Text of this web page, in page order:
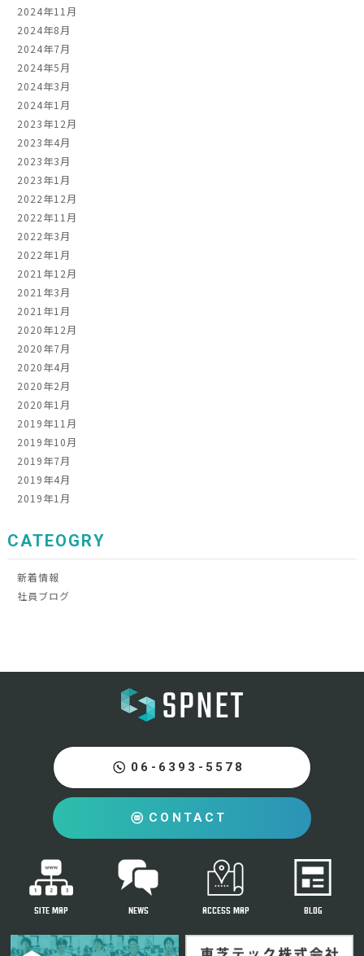
2024年11月
2024年8月
2024年7月
2024年5月
2024年3月
2024年1月
2023年12月
2023年4月
2023年3月
2023年1月
2022年12月
2022年11月
2022年3月
2022年1月
2021年12月
2021年3月
2021年1月
2020年12月
2020年7月
2020年4月
2020年2月
2020年1月
2019年11月
2019年10月
2019年7月
2019年4月
2019年1月
CATEOGRY
新着情報
社員ブログ
06-6393-5578
CONTACT
SITE MAP NEWS ACCESS MAP BLOG